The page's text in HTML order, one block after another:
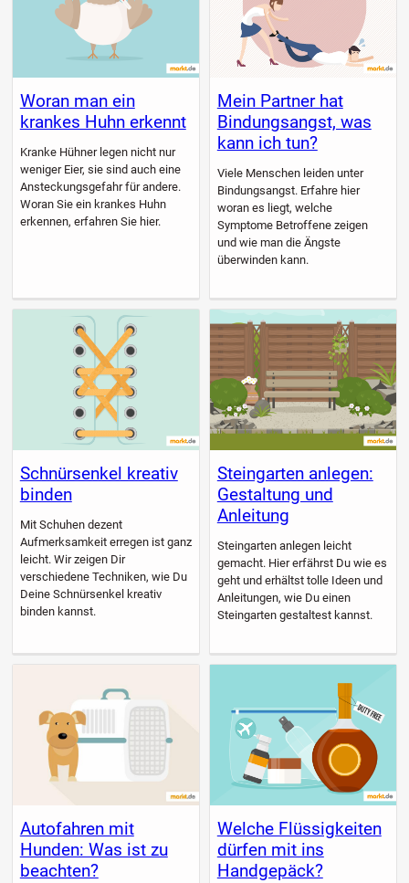
Woran man ein
krankes Huhn erkennt
Kranke Hühner legen nicht nur
weniger Eier, sie sind auch eine
Ansteckungsgefahr für andere.
Woran Sie ein krankes Huhn
erkennen, erfahren Sie hier.
Mein Partner hat
Bindungsangst, was
kann ich tun?
Viele Menschen leiden unter
Bindungsangst. Erfahre hier
woran es liegt, welche
Symptome Betroffene zeigen
und wie man die Ängste
überwinden kann.
Schnürsenkel kreativ
binden
Mit Schuhen dezent
Aufmerksamkeit erregen ist ganz
leicht. Wir zeigen Dir
verschiedene Techniken, wie Du
Deine Schnürsenkel kreativ
binden kannst.
Steingarten anlegen:
Gestaltung und
Anleitung
Steingarten anlegen leicht
gemacht. Hier erfährst Du wie es
geht und erhältst tolle Ideen und
Anleitungen, wie Du einen
Steingarten gestaltest kannst.
Autofahren mit
Hunden: Was ist zu
beachten?
Welche Flüssigkeiten
dürfen mit ins
Handgepäck?